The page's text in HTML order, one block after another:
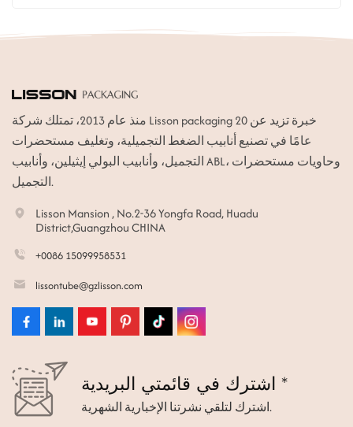
منذ عام 2013، تمتلك شركة Lisson packaging خبرة تزيد عن 20
عامًا في تصنيع أنابيب الضغط التجميلية، وتغليف مستحضرات
التجميل، وأنابيب البولي إيثيلين، وأنابيب ABL، وحاويات مستحضرات
التجميل.
Lisson Mansion , No.2-36 Yongfa Road, Huadu
District,Guangzhou CHINA
+0086 15099958531
lissontube@gzlisson.com
اشترك في قائمتي البريدية *
اشترك لتلقي نشرتنا الإخبارية الشهرية.